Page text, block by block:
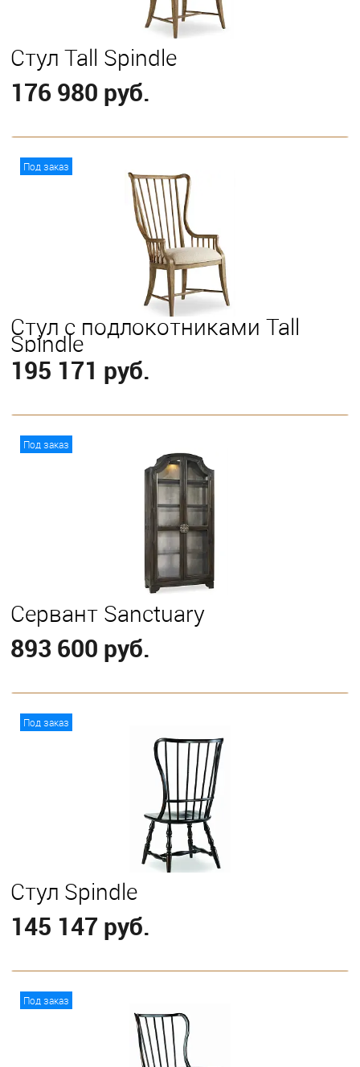
Стул Tall Spindle
176 980 руб.
Под заказ
Стул с подлокотниками Tall
Spindle
195 171 руб.
Под заказ
Сервант Sanctuary
893 600 руб.
Под заказ
Стул Spindle
145 147 руб.
Под заказ